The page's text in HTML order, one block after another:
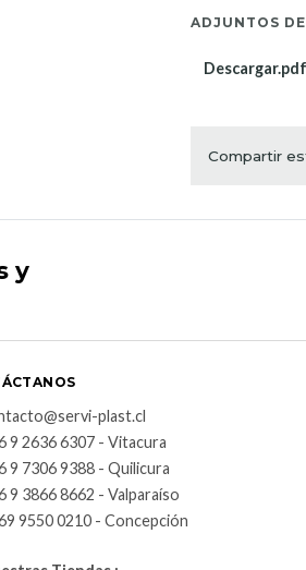
ADJUNTOS
Descargar.pdf
Compartir
y
plast.cl
9 2636 6307 - Vitacura
9 7306 9388 - Quilicura
9 3866 8662 - Valparaíso
9550 0210 - Concepción